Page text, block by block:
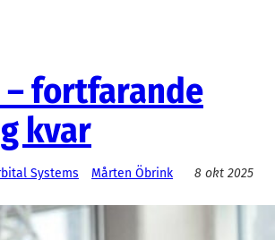
fortfarande
kvar
Systems Mårten Öbrink 8 okt 2025